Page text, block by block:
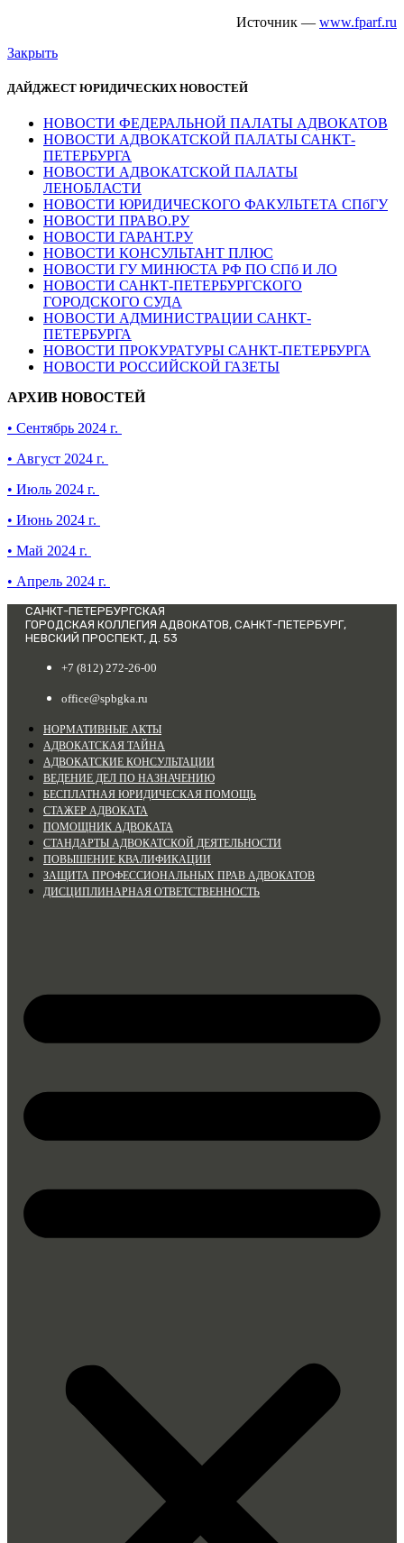
Источник — www.fparf.ru
Закрыть
ДАЙДЖЕСТ ЮРИДИЧЕСКИХ НОВОСТЕЙ
НОВОСТИ ФЕДЕРАЛЬНОЙ ПАЛАТЫ АДВОКАТОВ
НОВОСТИ АДВОКАТСКОЙ ПАЛАТЫ САНКТ-
ПЕТЕРБУРГА
НОВОСТИ АДВОКАТСКОЙ ПАЛАТЫ
ЛЕНОБЛАСТИ
НОВОСТИ ЮРИДИЧЕСКОГО ФАКУЛЬТЕТА СПбГУ
НОВОСТИ ПРАВО.РУ
НОВОСТИ ГАРАНТ.РУ
НОВОСТИ КОНСУЛЬТАНТ ПЛЮС
НОВОСТИ ГУ МИНЮСТА РФ ПО СПб И ЛО
НОВОСТИ САНКТ-ПЕТЕРБУРГСКОГО
ГОРОДСКОГО СУДА
НОВОСТИ АДМИНИСТРАЦИИ САНКТ-
ПЕТЕРБУРГА
НОВОСТИ ПРОКУРАТУРЫ САНКТ-ПЕТЕРБУРГА
НОВОСТИ РОССИЙСКОЙ ГАЗЕТЫ
АРХИВ НОВОСТЕЙ
• Сентябрь 2024 г.
• Август 2024 г.
• Июль 2024 г.
• Июнь 2024 г.
• Май 2024 г.
• Апрель 2024 г.
САНКТ-ПЕТЕРБУРГСКАЯ
ГОРОДСКАЯ КОЛЛЕГИЯ АДВОКАТОВ, САНКТ-ПЕТЕРБУРГ,
НЕВСКИЙ ПРОСПЕКТ, Д. 53
+7 (812) 272-26-00
office@spbgka.ru
НОРМАТИВНЫЕ АКТЫ
АДВОКАТСКАЯ ТАЙНА
АДВОКАТСКИЕ КОНСУЛЬТАЦИИ
ВЕДЕНИЕ ДЕЛ ПО НАЗНАЧЕНИЮ
БЕСПЛАТНАЯ ЮРИДИЧЕСКАЯ ПОМОЩЬ
СТАЖЕР АДВОКАТА
ПОМОЩНИК АДВОКАТА
СТАНДАРТЫ АДВОКАТСКОЙ ДЕЯТЕЛЬНОСТИ
ПОВЫШЕНИЕ КВАЛИФИКАЦИИ
ЗАЩИТА ПРОФЕССИОНАЛЬНЫХ ПРАВ АДВОКАТОВ
ДИСЦИПЛИНАРНАЯ ОТВЕТСТВЕННОСТЬ